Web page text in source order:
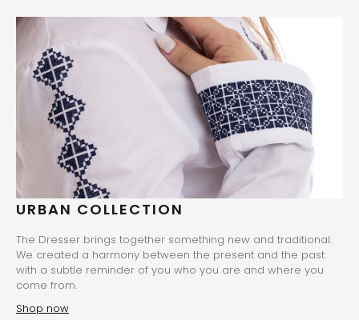
URBAN COLLECTION
The Dresser brings together something new and traditional.
We created a harmony between the present and the past
with a subtle reminder of you who you are and where you
come from.
Shop now